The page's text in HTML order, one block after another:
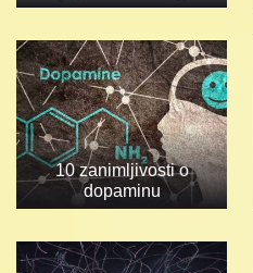
10 zanimljivosti o
dopaminu